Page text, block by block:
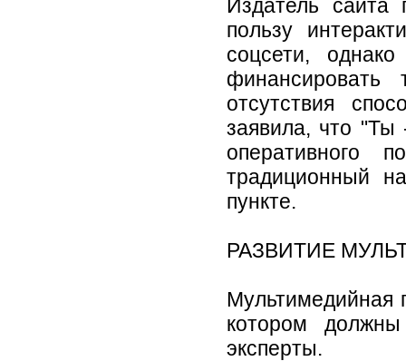
Издатель сайта
пользу
соцсети,
финансировать
отсутствия
заявила, что "Ты
оперативного
традиционный
пункте.
РАЗВИТИЕ
Мультимедийная
котором
эксперты.